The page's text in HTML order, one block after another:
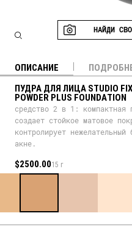
НАЙДИ
ОПИСАНИЕ
ПУДРА ДЛЯ ЛИЦА STUDIO FIX
POWDER PLUS FOUNDATION
средство 2 в 1: компактная
создает стойкое матовое
контролирует
акне.
$2500.0015 г